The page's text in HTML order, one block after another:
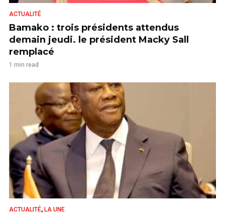
ACTUALITÉ
Bamako : trois présidents attendus
demain jeudi. le président Macky Sall
remplacé
1 min read
ACTUALITÉ, LA UNE